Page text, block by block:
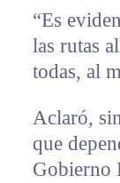
“Es
las rutas
todas, al
Aclaró,
que
Gobierno